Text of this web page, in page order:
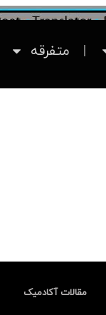
متفرقه
مقالات آکادمیک